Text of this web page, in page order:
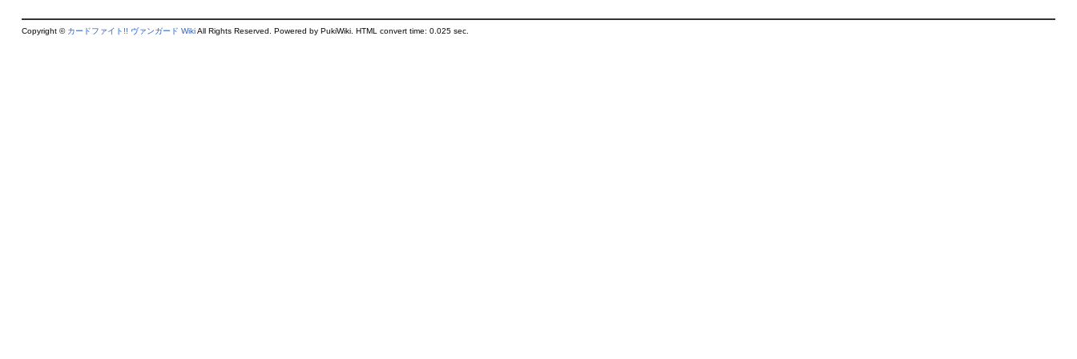
Copyright © カードファイト!! ヴァンガード WikiAll Rights Reserved. Powered by PukiWiki. HTML convert time: 0.025 sec.